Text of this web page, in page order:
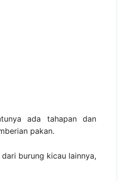
ada tahapan dan
pakan.
burung kicau lainnya,